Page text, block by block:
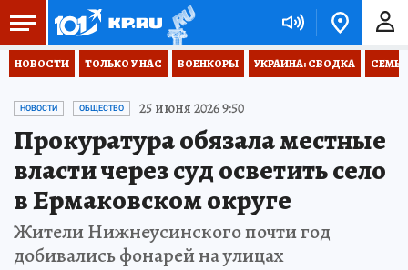
НОВОСТИ ТОЛЬКО У НАС ВОЕНКОРЫ УКРАИНА: СВОДКА
НОВОСТИ ОБЩЕСТВО 25 июня 2026 9:50
Прокуратура обязала местные
власти через суд осветить село
в Ермаковском округе
Жители Нижнеусинского почти год
добивались фонарей на улицах